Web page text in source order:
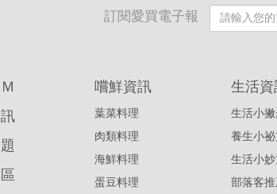
訂閱愛買電子報
嚐鮮資訊
葉菜料理
肉類料理
海鮮料理
蛋豆料理
生活資
生活小
養生小
生活小
部落客